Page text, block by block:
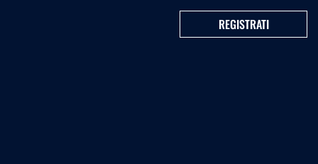
REGISTRATI